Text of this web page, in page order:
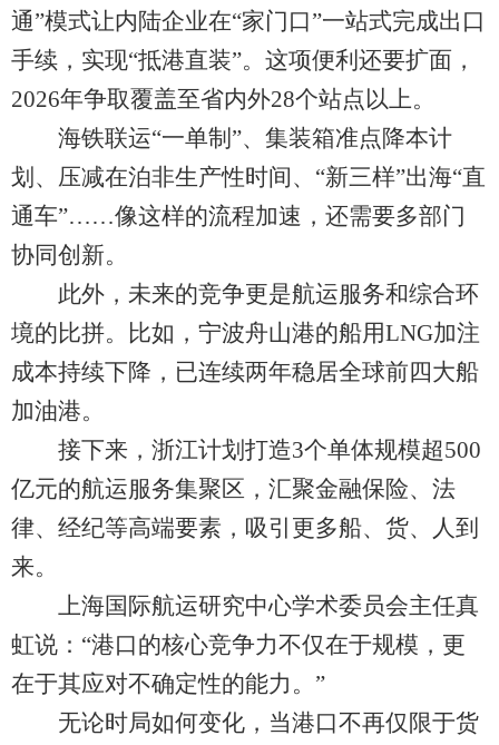
通”模式让内陆企业在“家门口”一站式完成出口
手续，实现“抵港直装”。这项便利还要扩面，
2026年争取覆盖至省内外28个站点以上。
海铁联运“一单制”、集装箱准点降本计
划、压减在泊非生产性时间、“新三样”出海“直
通车”……像这样的流程加速，还需要多部门
协同创新。
此外，未来的竞争更是航运服务和综合环
境的比拼。比如，宁波舟山港的船用LNG加注
成本持续下降，已连续两年稳居全球前四大船
加油港。
接下来，浙江计划打造3个单体规模超500
亿元的航运服务集聚区，汇聚金融保险、法
律、经纪等高端要素，吸引更多船、货、人到
来。
上海国际航运研究中心学术委员会主任真
虹说：“港口的核心竞争力不仅在于规模，更
在于其应对不确定性的能力。”
无论时局如何变化，当港口不再仅限于货